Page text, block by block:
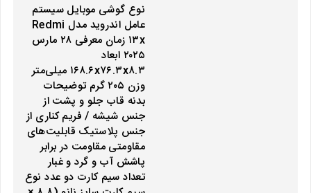
نوع گوشی موبایل سیستم
عامل اندروید مدل Redmi
۱۳x زمان معرفی ۲۸ مارس
۲۰۲۵ ابعاد
۱۶۸.۶x۷۶.۳x۸.۳ میلی‌متر
وزن ۲۰۵ گرم توضیحات
بدنه قاب جلو و پشت از
جنس شیشه / فریم کناری از
جنس پلاستیک قابلیت‌های
مقاومتی مقاومت در برابر
پاشش آب و گرد و غبار
تعداد سیم کارت دو عدد نوع